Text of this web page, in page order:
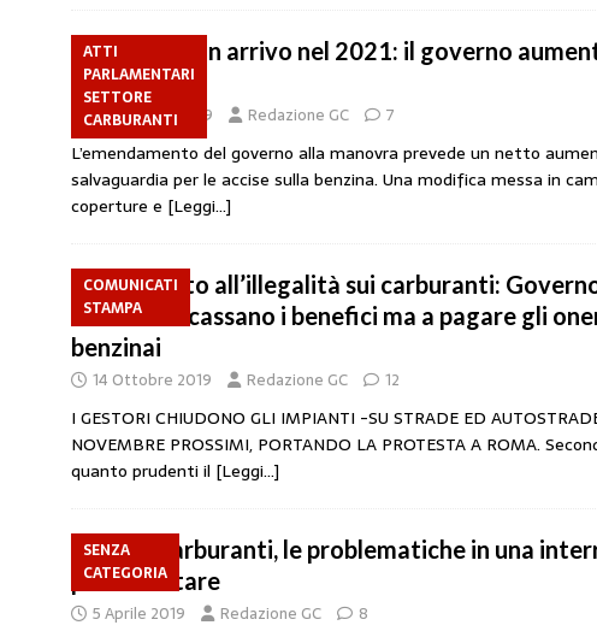
ATTI
PARLAMENTARI
SETTORE
CARBURANTI
Stangata in arrivo nel 2021: il governo
carburanti
5 Dicembre 2019 Redazione GC 7
L’emendamento del governo alla manovra prevede un netto
salvaguardia per le accise sulla benzina. Una modifica messa in
coperture e [Leggi…]
COMUNICATI
STAMPA
Contrasto all’illegalità sui carburanti:
e Retisti incassano i benefici ma a pagare gli
benzinai
14 Ottobre 2019 Redazione GC 12
I GESTORI CHIUDONO GLI IMPIANTI -SU STRADE ED
NOVEMBRE PROSSIMI, PORTANDO LA PROTESTA A ROMA.
quanto prudenti il [Leggi…]
SENZA
CATEGORIA
Rete Carburanti, le problematiche in una
parlamentare
5 Aprile 2019 Redazione GC 8